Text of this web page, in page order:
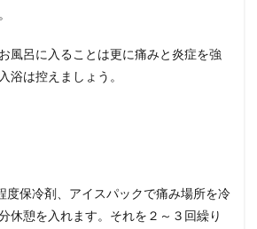
風呂に入ることは更に痛みと炎症を強
浴は控えましょう。
度保冷剤、アイスパックで痛み場所を冷
休憩を入れます。それを２～３回繰り